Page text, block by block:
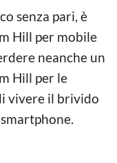
senza pari, è
Hill per mobile
neanche un
Hill per le
vivere il brivido